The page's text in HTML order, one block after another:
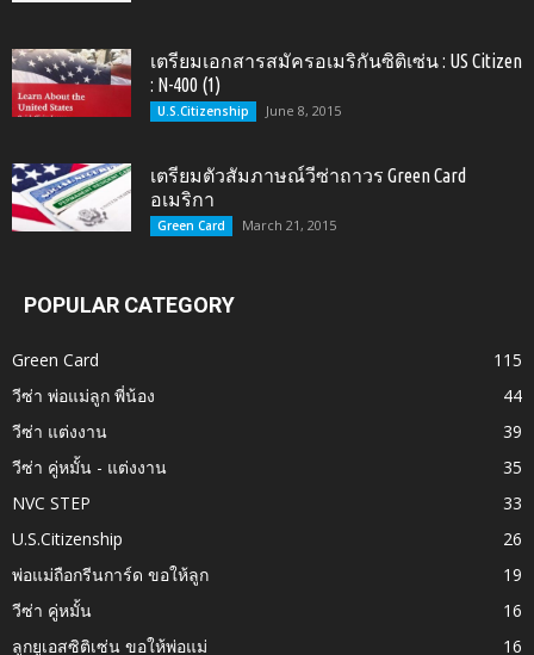
เตรียมเอกสารสมัครอเมริกันซิติเซ่น : US Citizen
: N-400 (1)
U.S.Citizenship June 8, 2015
เตรียมตัวสัมภาษณ์วีซ่าถาวร Green Card
อเมริกา
Green Card March 21, 2015
POPULAR CATEGORY
Green Card
115
วีซ่า พ่อแม่ลูก พี่น้อง
44
วีซ่า แต่งงาน
39
วีซ่า คู่หมั้น - แต่งงาน
35
NVC STEP
33
U.S.Citizenship
26
พ่อแม่ถือกรีนการ์ด ขอให้ลูก
19
วีซ่า คู่หมั้น
16
ลูกยูเอสซิติเซ่น ขอให้พ่อแม่
16